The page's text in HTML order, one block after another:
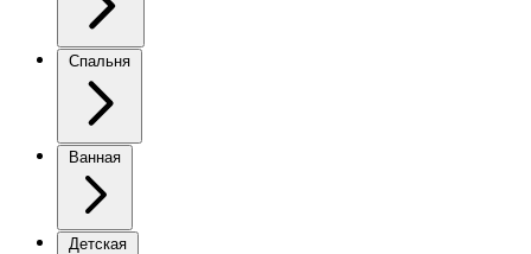
Спальня
Ванная
Детская